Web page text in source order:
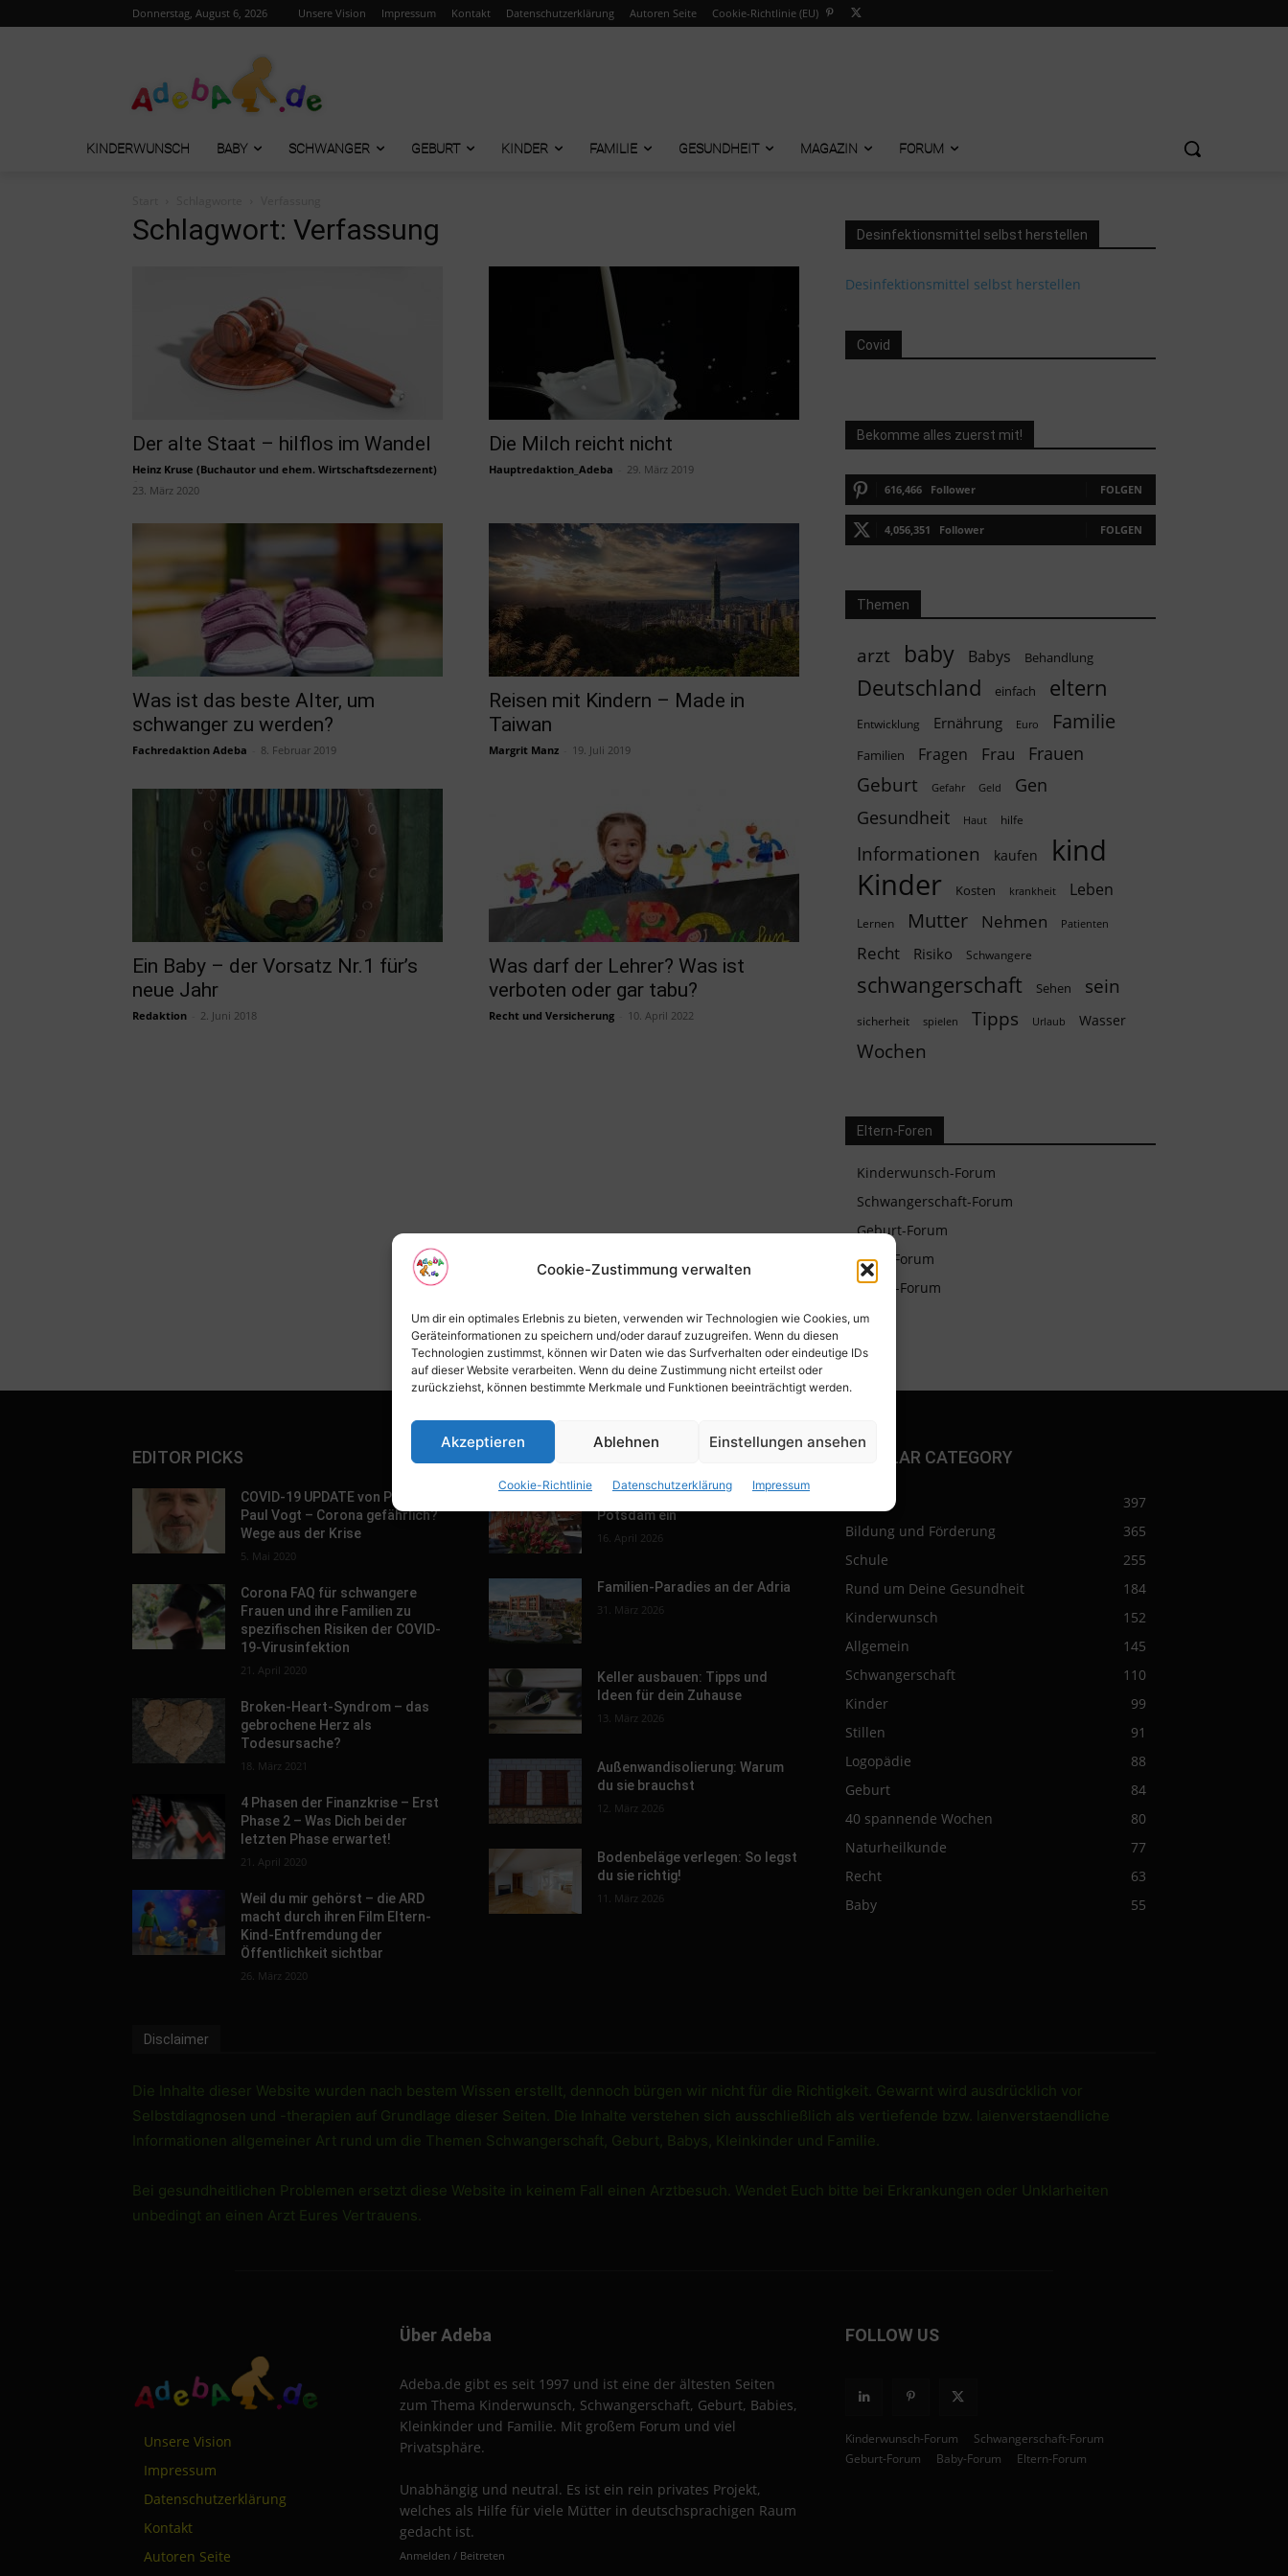
Cookie-Zustimmung verwalten
Um dir ein optimales Erlebnis zu bieten, verwenden wir Technologien wie Cookies, um
Geräteinformationen zu speichern und/oder darauf zuzugreifen. Wenn du diesen
Technologien zustimmst, können wir Daten wie das Surfverhalten oder eindeutige IDs
auf dieser Website verarbeiten. Wenn du deine Zustimmung nicht erteilst oder
zurückziehst, können bestimmte Merkmale und Funktionen beeinträchtigt werden.
Akzeptieren Ablehnen Einstellungen ansehen
Cookie-Richtlinie Datenschutzerklärung Impressum
Donnerstag, August 6, 2026 Unsere Vision Impressum Kontakt Datenschutzerklärung Autoren Seite Cookie-Richtlinie (EU)
KINDERWUNSCH BABY SCHWANGER GEBURT KINDER FAMILIE GESUNDHEIT MAGAZIN FORUM
Schlagwort: Verfassung
Der alte Staat – hilflos im Wandel
Heinz Kruse (Buchautor und ehem. Wirtschaftsdezernent)
23. März 2020
Die Milch reicht nicht
Hauptredaktion_Adeba 29. März 2019
Was ist das beste Alter, um
schwanger zu werden?
Fachredaktion Adeba 8. Februar 2019
Reisen mit Kindern – Made in
Taiwan
Margrit Manz 19. Juli 2019
Ein Baby – der Vorsatz Nr.1 für’s
neue Jahr
Redaktion 2. Juni 2018
Was darf der Lehrer? Was ist
verboten oder gar tabu?
Recht und Versicherung 10. April 2022
Desinfektionsmittel selbst herstellen
Desinfektionsmittel selbst herstellen
Covid
Bekomme alles zuerst mit!
616,466 Follower FOLGEN
4,056,351 Follower FOLGEN
Themen
arzt baby Babys Behandlung
Deutschland einfach eltern
Entwicklung Ernährung Euro Familie
Familien Fragen Frau Frauen
Geburt Gefahr Geld
Gen
Gesundheit
Haut hilfe
Informationen kaufen kind
Kinder Kosten krankheit Leben
Lernen Mutter Nehmen Patienten
Recht Risiko Schwangere
schwangerschaft Sehen sein
sicherheit spielen Tipps Urlaub Wasser
Wochen
Eltern-Foren
Kinderwunsch-Forum
Schwangerschaft-Forum
Geburt-Forum
Baby-Forum
Eltern-Forum
EDITOR PICKS
COVID-19 UPDATE von Prof. Dr.
Paul Vogt – Corona gefährlich?
Wege aus der Krise
5. Mai 2020
Corona FAQ für schwangere
Frauen und ihre Familien zu
spezifischen Risiken der COVID-
19-Virusinfektion
21. April 2020
Broken-Heart-Syndrom – das
gebrochene Herz als
Todesursache?
18. März 2021
4 Phasen der Finanzkrise – Erst
Phase 2 – Was Dich bei der
letzten Phase erwartet!
21. April 2020
Weil du mir gehörst – die ARD
macht durch ihren Film Eltern-
Kind-Entfremdung der
Öffentlichkeit sichtbar
26. März 2020
POPULAR POSTS
Tulpenfest läutet Frühling in
Potsdam ein
16. April 2026
Familien-Paradies an der Adria
31. März 2026
Keller ausbauen: Tipps und
Ideen für dein Zuhause
13. März 2026
Außenwandisolierung: Warum
du sie brauchst
12. März 2026
Bodenbeläge verlegen: So legst
du sie richtig!
11. März 2026
POPULAR CATEGORY
397
Bildung und Förderung
365
Schule
255
Rund um Deine Gesundheit
184
Kinderwunsch
152
Allgemein
145
Schwangerschaft
110
Kinder
99
Stillen
91
Logopädie
88
Geburt
84
40 spannende Wochen
80
Naturheilkunde
77
Recht
63
Baby
55
Disclaimer
Die Inhalte dieser Website wurden nach bestem Wissen erstellt, dennoch bürgen wir nicht für die Richtigkeit. Gewarnt wird ausdrücklich vor
Selbstdiagnosen und -therapien auf Grundlage dieser Seiten. Die Inhalte verstehen sich ausschließlich als vertiefende bzw. laienverstaendliche
Informationen allgemeiner Art rund um die Themen Schwangerschaft, Geburt, Babys, Kleinkinder und Familie.
Bei gesundheitlichen Problemen ersetzt diese Website in keinem Fall einen Arztbesuch. Wendet Euch bitte bei Erkrankungen oder Unklarheiten
unbedingt an einen Arzt Eures Vertrauens.
Unsere Vision
Impressum
Datenschutzerklärung
Kontakt
Autoren Seite
Über Adeba
Adeba.de gibt es seit 1997 und ist eine der ältesten Seiten
zum Thema Kinderwunsch, Schwangerschaft, Geburt, Babies,
Kleinkinder und Familie. Mit großem Forum und viel
Privatsphäre.
Unabhängig und neutral. Es ist ein rein privates Projekt,
welches als Hilfe für viele Mütter in deutschsprachigen Raum
gedacht ist.
Anmelden / Beitreten
FOLLOW US
Kinderwunsch-Forum
Schwangerschaft-Forum
Geburt-Forum
Baby-Forum Eltern-Forum